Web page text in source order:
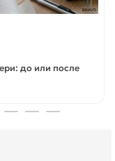
до или после